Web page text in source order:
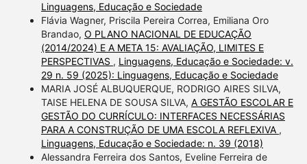
Linguagens, Educação e Sociedade
Flávia Wagner, Priscila Pereira Correa, Emiliana Oro
Brandao, O PLANO NACIONAL DE EDUCAÇÃO
(2014/2024) E A META 15: AVALIAÇÃO, LIMITES E
PERSPECTIVAS , Linguagens, Educação e Sociedade: v.
29 n. 59 (2025): Linguagens, Educação e Sociedade
MARIA JOSÉ ALBUQUERQUE, RODRIGO AIRES SILVA,
TAISE HELENA DE SOUSA SILVA, A GESTÃO ESCOLAR E
GESTÃO DO CURRÍCULO: INTERFACES NECESSÁRIAS
PARA A CONSTRUÇÃO DE UMA ESCOLA REFLEXIVA ,
Linguagens, Educação e Sociedade: n. 39 (2018)
Alessandra Ferreira dos Santos, Eveline Ferreira de